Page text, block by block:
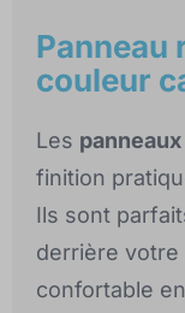
Panneau
couleur
Les
finition
Ils sont
derrière
confortable